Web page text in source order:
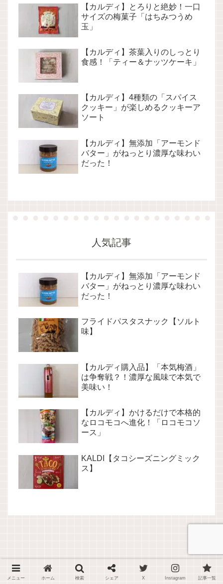
【カルディ】とろりと絶妙！一口
サイズの梅菓子「はちみつうめ
玉」
【カルディ】茶葉入りのしっとり
食感！「ティー＆ナッツケーキ」
【カルディ】4種類の「スパイス
クッキー」が楽しめるクッキーア
ソート
【カルディ】無添加「アーモンド
バター」がねっとり濃厚な味わい
だった！
人気記事
【カルディ】無添加「アーモンド
バター」がねっとり濃厚な味わい
だった！
フライドパスタスナック【ソルト
味】
【カルディ購入品】「本気梅酒」
は争奪戦？！濃厚な風味で本気で
美味い！
【カルディ】かけるだけで本格的
なロコモコへ進化！「ロコモコソ
ース」
KALDI【タコシーズニングミック
ス】
メニュー ホーム 検索 シェア X Instagram 記事一覧